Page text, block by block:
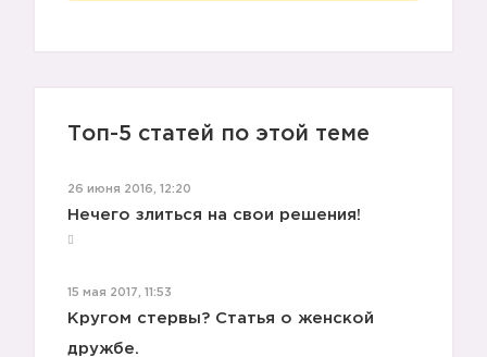
Топ-5 статей по этой теме
26 июня 2016, 12:20
Нечего злиться на свои решения!
15 мая 2017, 11:53
Кругом стервы? Статья о женской
дружбе.